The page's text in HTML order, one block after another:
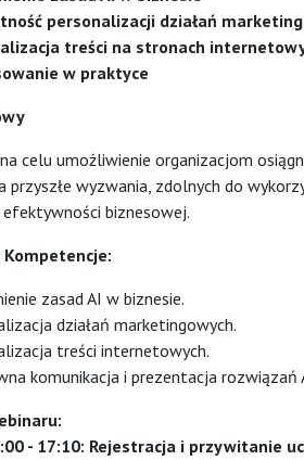
personalizacji działań
treści na stronach
w praktyce
celu umożliwienie organizacjom
przyszłe wyzwania, zdolnych do
efektywności biznesowej.
zasad AI w biznesie.
działań marketingowych.
treści internetowych.
komunikacja i prezentacja rozwiązań
- 17:10: Rejestracja i przywitanie